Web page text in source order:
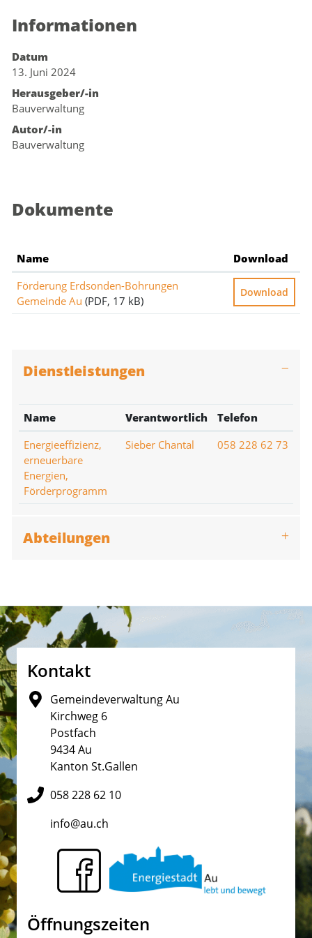
Informationen
Datum
13. Juni 2024
Herausgeber/-in
Bauverwaltung
Autor/-in
Bauverwaltung
Dokumente
Name
Download
Förderung Erdsonden-Bohrungen
Gemeinde Au (PDF, 17 kB)
Download
Dienstleistungen
Name Verantwortlich
Telefon
Energieeffizienz,
erneuerbare
Energien,
Förderprogramm
Sieber Chantal 058 228 62 73
Abteilungen
Fusszeile
Kontakt
Gemeindeverwaltung Au
Kirchweg 6
Postfach
9434 Au
Kanton St.Gallen
058 228 62 10
info@au.ch
Öffnungszeiten